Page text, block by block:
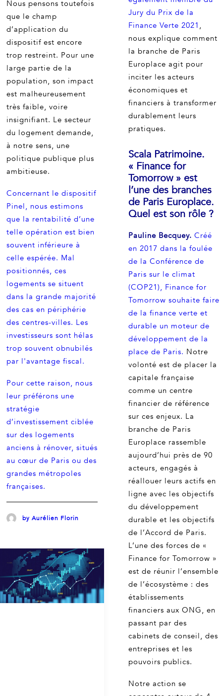
Nous pensons toutefois
que le champ
d’application du
dispositif est encore
trop restreint. Pour une
large partie de la
population, son impact
est malheureusement
très faible, voire
insignifiant. Le secteur
du logement demande,
à notre sens, une
politique publique plus
ambitieuse.
Concernant le dispositif
Pinel, nous estimons
que la rentabilité d’une
telle opération est bien
souvent inférieure à
celle espérée. Mal
positionnés, ces
logements se situent
dans la grande majorité
des cas en périphérie
des centres-villes. Les
investisseurs sont hélas
trop souvent obnubilés
par l'avantage fiscal.
Pour cette raison, nous
leur préférons une
stratégie
d’investissement ciblée
sur des logements
anciens à rénover, situés
au cœur de Paris ou des
grandes métropoles
françaises.
by Aurélien Florin
Jury du Prix de la
Finance Verte 2021 ,
nous explique comment
la branche de Paris
Europlace agit pour
inciter les acteurs
économiques et
financiers à transformer
durablement leurs
pratiques.
Scala Patrimoine.
« Finance for
Tomorrow » est
l’une des branches
de Paris Europlace.
Quel est son rôle ?
Pauline Becquey. Créé
en 2017 dans la foulée
de la Conférence de
Paris sur le climat
(COP21), Finance for
Tomorrow souhaite faire
de la finance verte et
durable un moteur de
développement de la
place de Paris. Notre
volonté est de placer la
capitale française
comme un centre
financier de référence
sur ces enjeux. La
branche de Paris
Europlace rassemble
aujourd’hui près de 90
acteurs, engagés à
réallouer leurs actifs en
ligne avec les objectifs
du développement
durable et les objectifs
de l’Accord de Paris.
L’une des forces de «
Finance for Tomorrow »
est de réunir l’ensemble
de l’écosystème : des
établissements
financiers aux ONG, en
passant par des
cabinets de conseil, des
entreprises et les
pouvoirs publics.
Notre action se